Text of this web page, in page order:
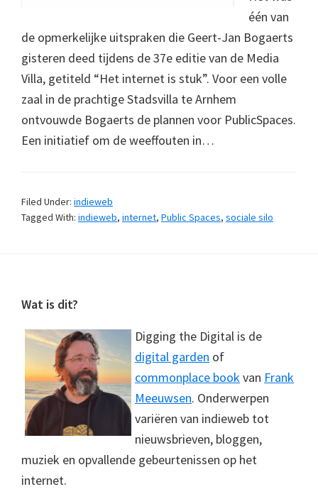
één van
de opmerkelijke uitspraken die Geert-Jan Bogaerts
gisteren deed tijdens de 37e editie van de Media
Villa, getiteld “Het internet is stuk”. Voor een volle
zaal in de prachtige Stadsvilla te Arnhem
ontvouwde Bogaerts de plannen voor PublicSpaces.
Een initiatief om de weeffouten in…
Filed Under: indieweb
Tagged With: indieweb, internet, Public Spaces, sociale silo
Footer
Wat is dit?
Digging the Digital is de
digital garden of
commonplace bookvan Frank
Meeuwsen. Onderwerpen
variëren van indieweb tot
nieuwsbrieven, bloggen,
muziek en opvallende gebeurtenissen op het
internet.